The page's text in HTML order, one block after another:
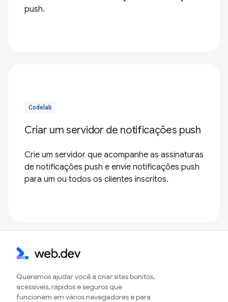
push.
Codelab
Criar um servidor de notificações push
Crie um servidor que acompanhe as assinaturas
de notificações push e envie notificações push
para um ou todos os clientes inscritos.
Queremos ajudar você a criar sites bonitos,
acessíveis, rápidos e seguros que
funcionem em vários navegadores e para